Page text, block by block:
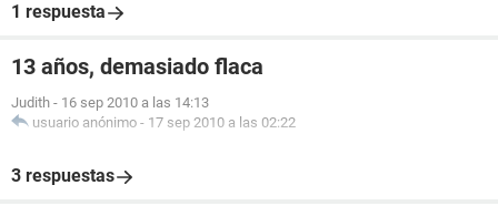
1 respuesta
13 años, demasiado flaca
Judith - 16 sep 2010 a las 14:13
usuario anónimo - 17 sep 2010 a las 02:22
3 respuestas